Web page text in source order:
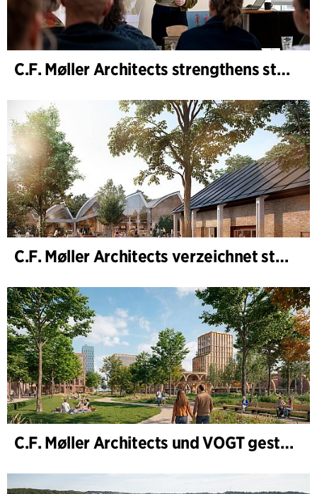
C.F. Møller Architects strengthens strategic advisory in the early phases
C.F. Møller Architects verzeichnet starkes Ergebnis im Geschäftsjahr 2025
C.F. Møller Architects und VOGT gestalten die Zukunft von Hamburg-Altona